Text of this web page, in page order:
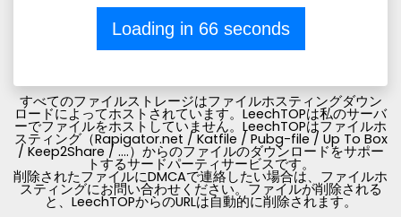
Loading in 66seconds
すべてのファイルストレージはファイルホスティングダウン
ロードによってホストされています。LeechTOPは私のサーバ
ーでファイルをホストしていません。LeechTOPはファイルホ
スティング（Rapigator.net / Katfile / Pubg-file / Up To Box
/ Keep2Share / ....）からのファイルのダウンロードをサポー
トするサードパーティサービスです。
削除されたファイルにDMCAで連絡したい場合は、ファイルホ
スティングにお問い合わせください。ファイルが削除される
と、LeechTOPからのURLは自動的に削除されます。